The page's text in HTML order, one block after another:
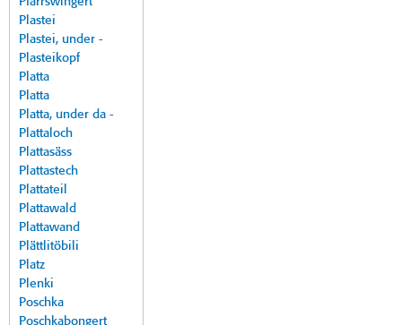
Plastei
Plastei, under -
Plasteikopf
Platta
Platta
Platta, under da -
Plattaloch
Plattasäss
Plattastech
Plattateil
Plattawald
Plattawand
Plättlitöbili
Platz
Plenki
Poschka
Poschkabongert